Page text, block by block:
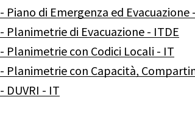
- Piano di Emergenza ed Evacuazione -
- Planimetrie di Evacuazione - ITDE
- Planimetrie con Codici Locali - IT
- Planimetrie con Capacità,
- DUVRI - IT